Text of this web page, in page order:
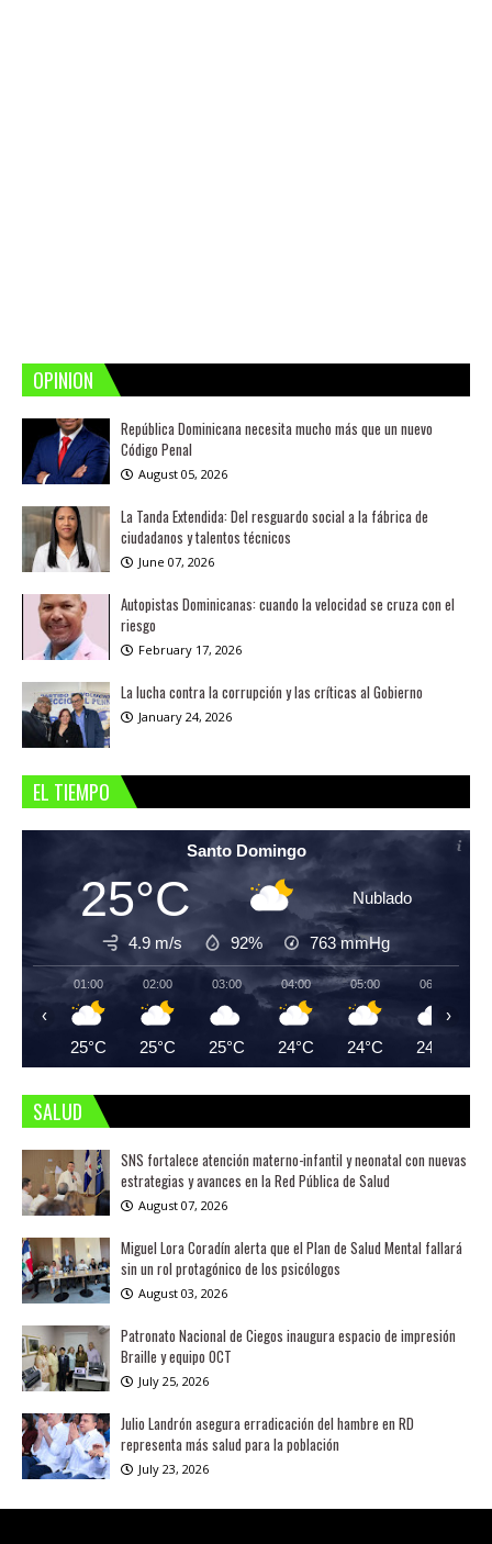
OPINION
República Dominicana necesita mucho más que un nuevo
Código Penal
August 05, 2026
La Tanda Extendida: Del resguardo social a la fábrica de
ciudadanos y talentos técnicos
June 07, 2026
Autopistas Dominicanas: cuando la velocidad se cruza con el
riesgo
February 17, 2026
La lucha contra la corrupción y las críticas al Gobierno
January 24, 2026
EL TIEMPO
Santo Domingo
25°C Nublado
4.9 m/s 92% 763mmHg
01:00
25°C
02:00
25°C
03:00
25°C
04:00
24°C
05:00
24°C
06:00
24°C
‹ ›
SALUD
SNS fortalece atención materno-infantil y neonatal con nuevas
estrategias y avances en la Red Pública de Salud
August 07, 2026
Miguel Lora Coradín alerta que el Plan de Salud Mental fallará
sin un rol protagónico de los psicólogos
August 03, 2026
Patronato Nacional de Ciegos inaugura espacio de impresión
Braille y equipo OCT
July 25, 2026
Julio Landrón asegura erradicación del hambre en RD
representa más salud para la población
July 23, 2026